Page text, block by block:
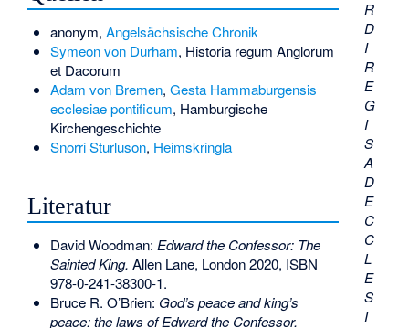
R
D
I
R
E
G
I
S
A
D
E
C
C
L
E
S
I
anonym, Angelsächsische Chronik
Symeon von Durham, Historia regum Anglorum
et Dacorum
Adam von Bremen, Gesta Hammaburgensis
ecclesiae pontificum, Hamburgische
Kirchengeschichte
Snorri Sturluson, Heimskringla
Literatur
David Woodman: Edward the Confessor: The
Sainted King. Allen Lane, London 2020, ISBN
978-0-241-38300-1.
Bruce R. O’Brien: God’s peace and king’s
peace: the laws of Edward the Confessor.